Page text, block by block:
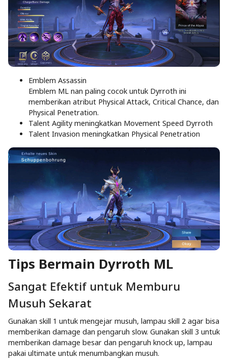
Emblem Assassin
Emblem ML nan paling cocok untuk Dyrroth ini
memberikan atribut Physical Attack, Critical Chance, dan
Physical Penetration.
Talent Agility meningkatkan Movement Speed Dyrroth
Talent Invasion meningkatkan Physical Penetration
Tips Bermain Dyrroth ML
Sangat Efektif untuk Memburu
Musuh Sekarat
Gunakan skill 1 untuk mengejar musuh, lampau skill 2 agar bisa
memberikan damage dan pengaruh slow. Gunakan skill 3 untuk
memberikan damage besar dan pengaruh knock up, lampau
pakai ultimate untuk menumbangkan musuh.